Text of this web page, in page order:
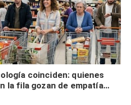
coinciden: quienes
la fila gozan de empatía
solo tienen autocontrol